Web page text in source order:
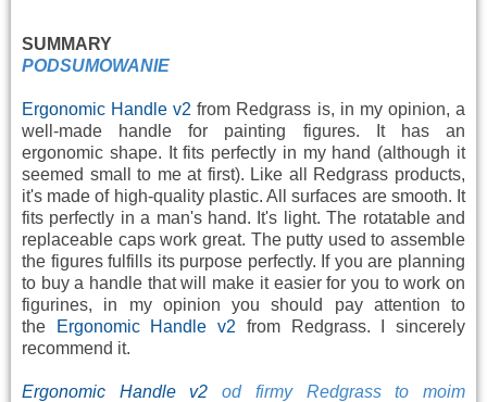
SUMMARY
PODSUMOWANIE
Ergonomic Handle v2 from Redgrass is, in my opinion, a
well-made handle for painting figures. It has an
ergonomic shape. It fits perfectly in my hand (although it
seemed small to me at first). Like all Redgrass products,
it's made of high-quality plastic. All surfaces are smooth. It
fits perfectly in a man's hand. It's light. The rotatable and
replaceable caps work great. The putty used to assemble
the figures fulfills its purpose perfectly. If you are planning
to buy a handle that will make it easier for you to work on
figurines, in my opinion you should pay attention to
the
Ergonomic Handle v2 from Redgrass. I sincerely
recommend it.
Ergonomic Handle v2 od firmy Redgrass to moim